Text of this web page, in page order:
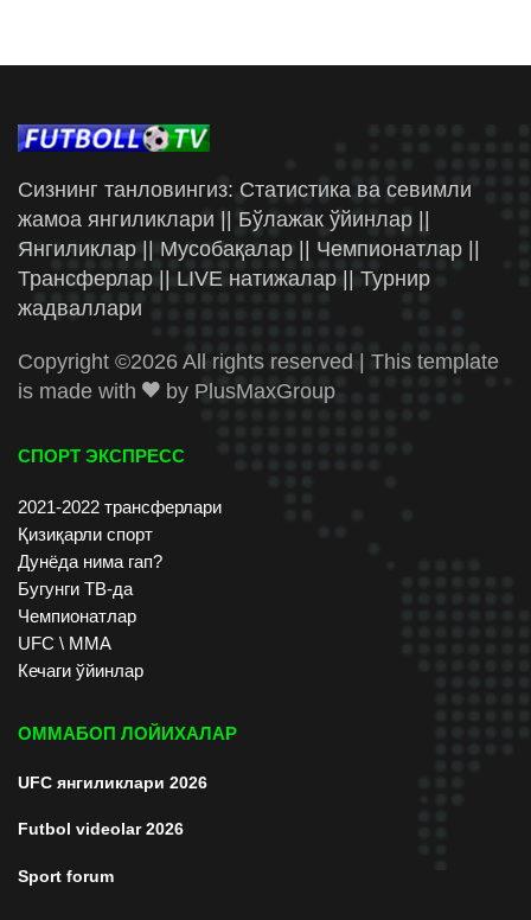
Сизнинг танловингиз: Статистика ва севимли
жамоа янгиликлари || Бўлажак ўйинлар ||
Янгиликлар || Мусобақалар || Чемпионатлар ||
Трансферлар || LIVE натижалар || Турнир
жадваллари
Copyright ©2026 All rights reserved | This template
is made with
by PlusMaxGroup
СПОРТ ЭКСПРЕСС
2021-2022 трансферлари
Қизиқарли спорт
Дунёда нима гап?
Бугунги ТВ-да
Чемпионатлар
UFC \ ММА
Кечаги ўйинлар
ОММАБОП ЛОЙИХАЛАР
UFC янгиликлари 2026
Futbol videolar 2026
Sport forum